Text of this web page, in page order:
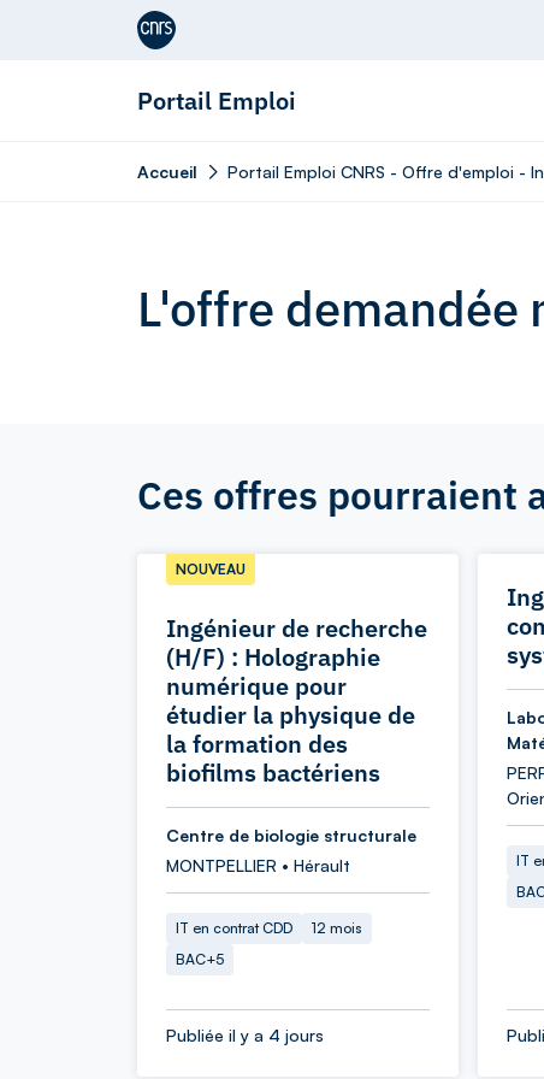
Aller au contenu
Portail Emploi
Accueil Portail Emploi CNRS - Offre d'emploi -
L'offre
Ces offres pourraient
Ingénieur de recherche
(H/F) : Holographie
numérique pour
étudier la physique de
la formation des
biofilms bactériens
NOUVEAU
Centre de biologie structurale
MONTPELLIER • Hérault
IT en contrat CDD
12 mois
BAC+5
Publiée il y a 4 jours
IT